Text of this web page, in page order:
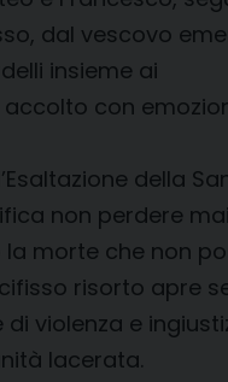
dal vescovo
insieme ai
con
della
non perdere
la morte che non
risorto apre
violenza e
lacerata.